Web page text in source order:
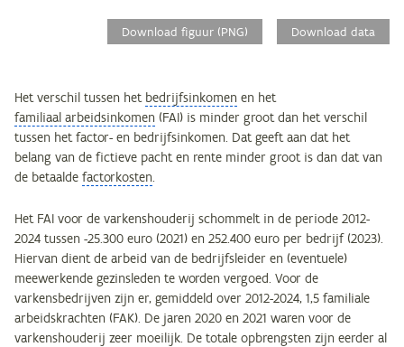
Download figuur (PNG) Download data
Het verschil tussen het bedrijfsinkomen en het
familiaal arbeidsinkomen (FAI) is minder groot dan het verschil
tussen het factor- en bedrijfsinkomen. Dat geeft aan dat het
belang van de fictieve pacht en rente minder groot is dan dat van
de betaalde factorkosten.
Het FAI voor de varkenshouderij schommelt in de periode 2012-
2024 tussen -25.300 euro (2021) en 252.400 euro per bedrijf (2023).
Hiervan dient de arbeid van de bedrijfsleider en (eventuele)
meewerkende gezinsleden te worden vergoed. Voor de
varkensbedrijven zijn er, gemiddeld over 2012-2024, 1,5 familiale
arbeidskrachten (FAK). De jaren 2020 en 2021 waren voor de
varkenshouderij zeer moeilijk. De totale opbrengsten zijn eerder al